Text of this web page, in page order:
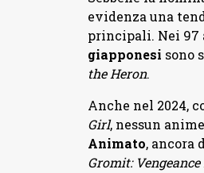
evidenza una
principali. Nei 97
giapponesi sono
the Heron.
Anche nel 2024,
Girl, nessun
Animato, ancora
Gromit: